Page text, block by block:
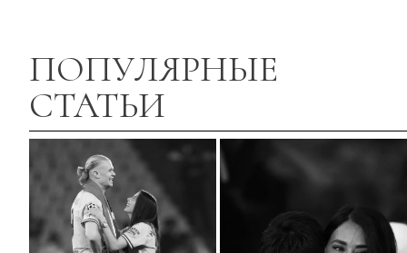
ПОПУЛЯРНЫЕ
СТАТЬИ